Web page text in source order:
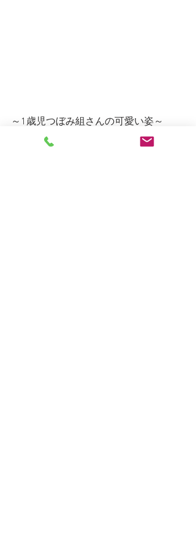
～1歳児つぼみ組さんの可愛い姿～
おやつや食事の前にさんびかを歌った